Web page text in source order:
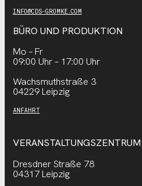
INFO@CDS-GROMKE.COM
BÜRO UND PRODUKTION
Mo – Fr
09:00 Uhr – 17:00 Uhr
Wachsmuthstraße 3
04229 Leipzig
ANFAHRT
VERANSTALTUNGSZENTRUM
Dresdner Straße 78
04317 Leipzig